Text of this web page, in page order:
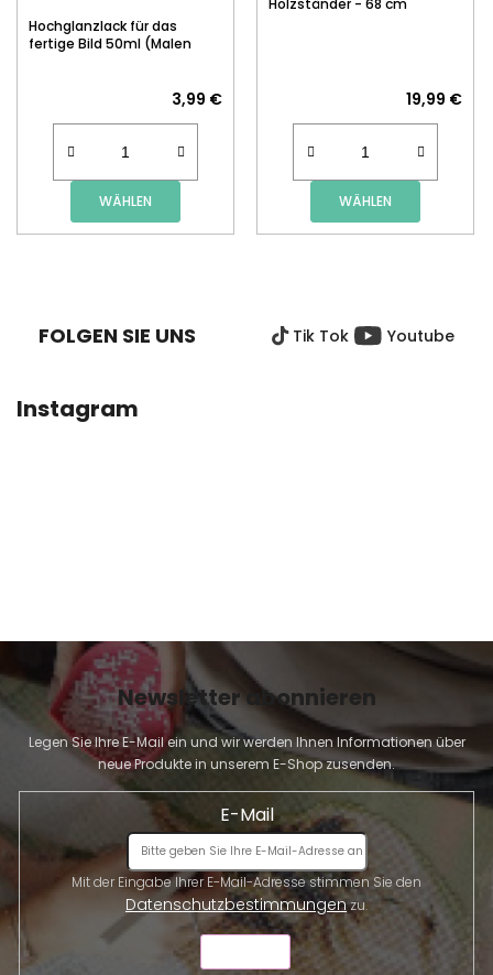
Hochglanzlack für das
fertige Bild 50ml (Malen
3,99 €
WÄHLEN
Holzständer - 68 cm
19,99 €
WÄHLEN
FOLGEN SIE UNS Tik Tok Youtube
Instagram
Newsletter abonnieren
Legen Sie Ihre E-Mail ein und wir werden Ihnen Informationen über
neue Produkte in unserem E-Shop zusenden.
E-Mail
Datenschutzbestimmungenzu.